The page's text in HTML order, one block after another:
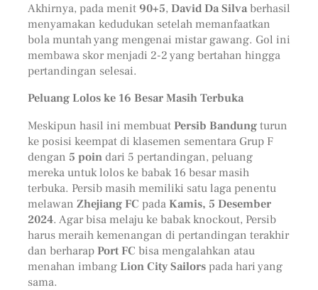
Akhirnya, pada menit 90+5, David Da Silvaberhasil
menyamakan kedudukan setelah memanfaatkan
bola muntah yang mengenai mistar gawang. Gol ini
membawa skor menjadi 2-2 yang bertahan hingga
pertandingan selesai.
Peluang Lolos ke 16 Besar Masih Terbuka
Meskipun hasil ini membuatPersib Bandungturun
ke posisi keempat di klasemen sementara Grup F
dengan 5 poindari 5 pertandingan, peluang
mereka untuk lolos ke babak 16 besar masih
terbuka. Persib masih memiliki satu laga penentu
melawan Zhejiang FC padaKamis, 5 Desember
2024. Agar bisa melaju ke babak knockout, Persib
harus meraih kemenangan di pertandingan terakhir
dan berharapPort FC bisa mengalahkan atau
menahan imbangLion City Sailorspada hari yang
sama.